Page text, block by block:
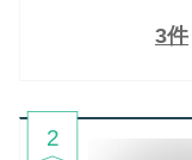
3件
2